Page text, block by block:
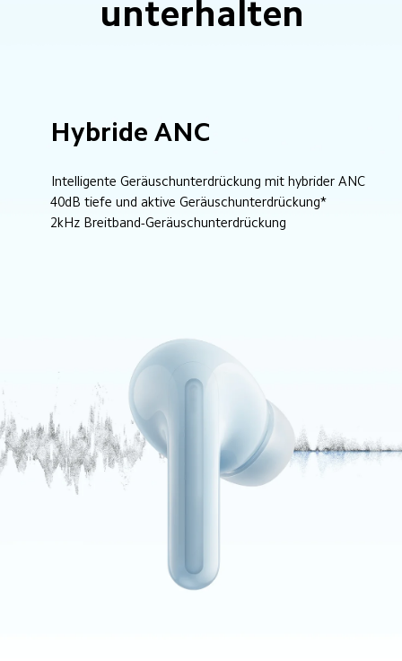
unterhalten
Hybride ANC
Intelligente Geräuschunterdrückung mit hybrider ANC
40dB tiefe und aktive Geräuschunterdrückung*
2kHz Breitband-Geräuschunterdrückung